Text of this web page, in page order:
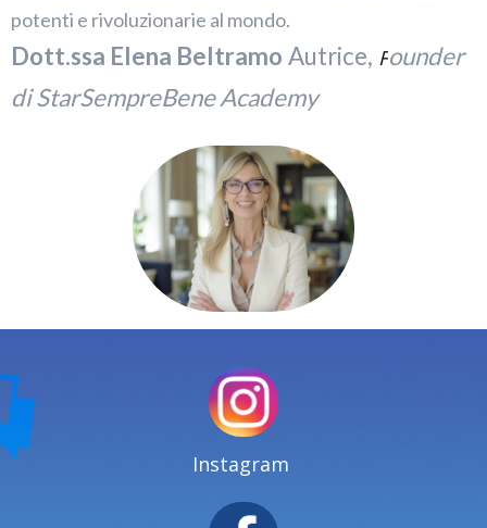
potenti e rivoluzionarie al mondo.
Dott.ssa Elena Beltramo Autrice, Founder
di StarSempreBene Academy
Instagram